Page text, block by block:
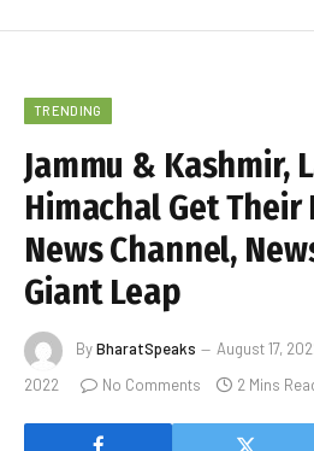
TRENDING
Jammu & Kashmir,
Himachal Get
News Channel,
Giant Leap
ByBharatSpeaks August 17,
2022
No Comments 2 Mins